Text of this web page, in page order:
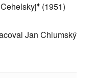
♦(1951)
Jan Chlumský